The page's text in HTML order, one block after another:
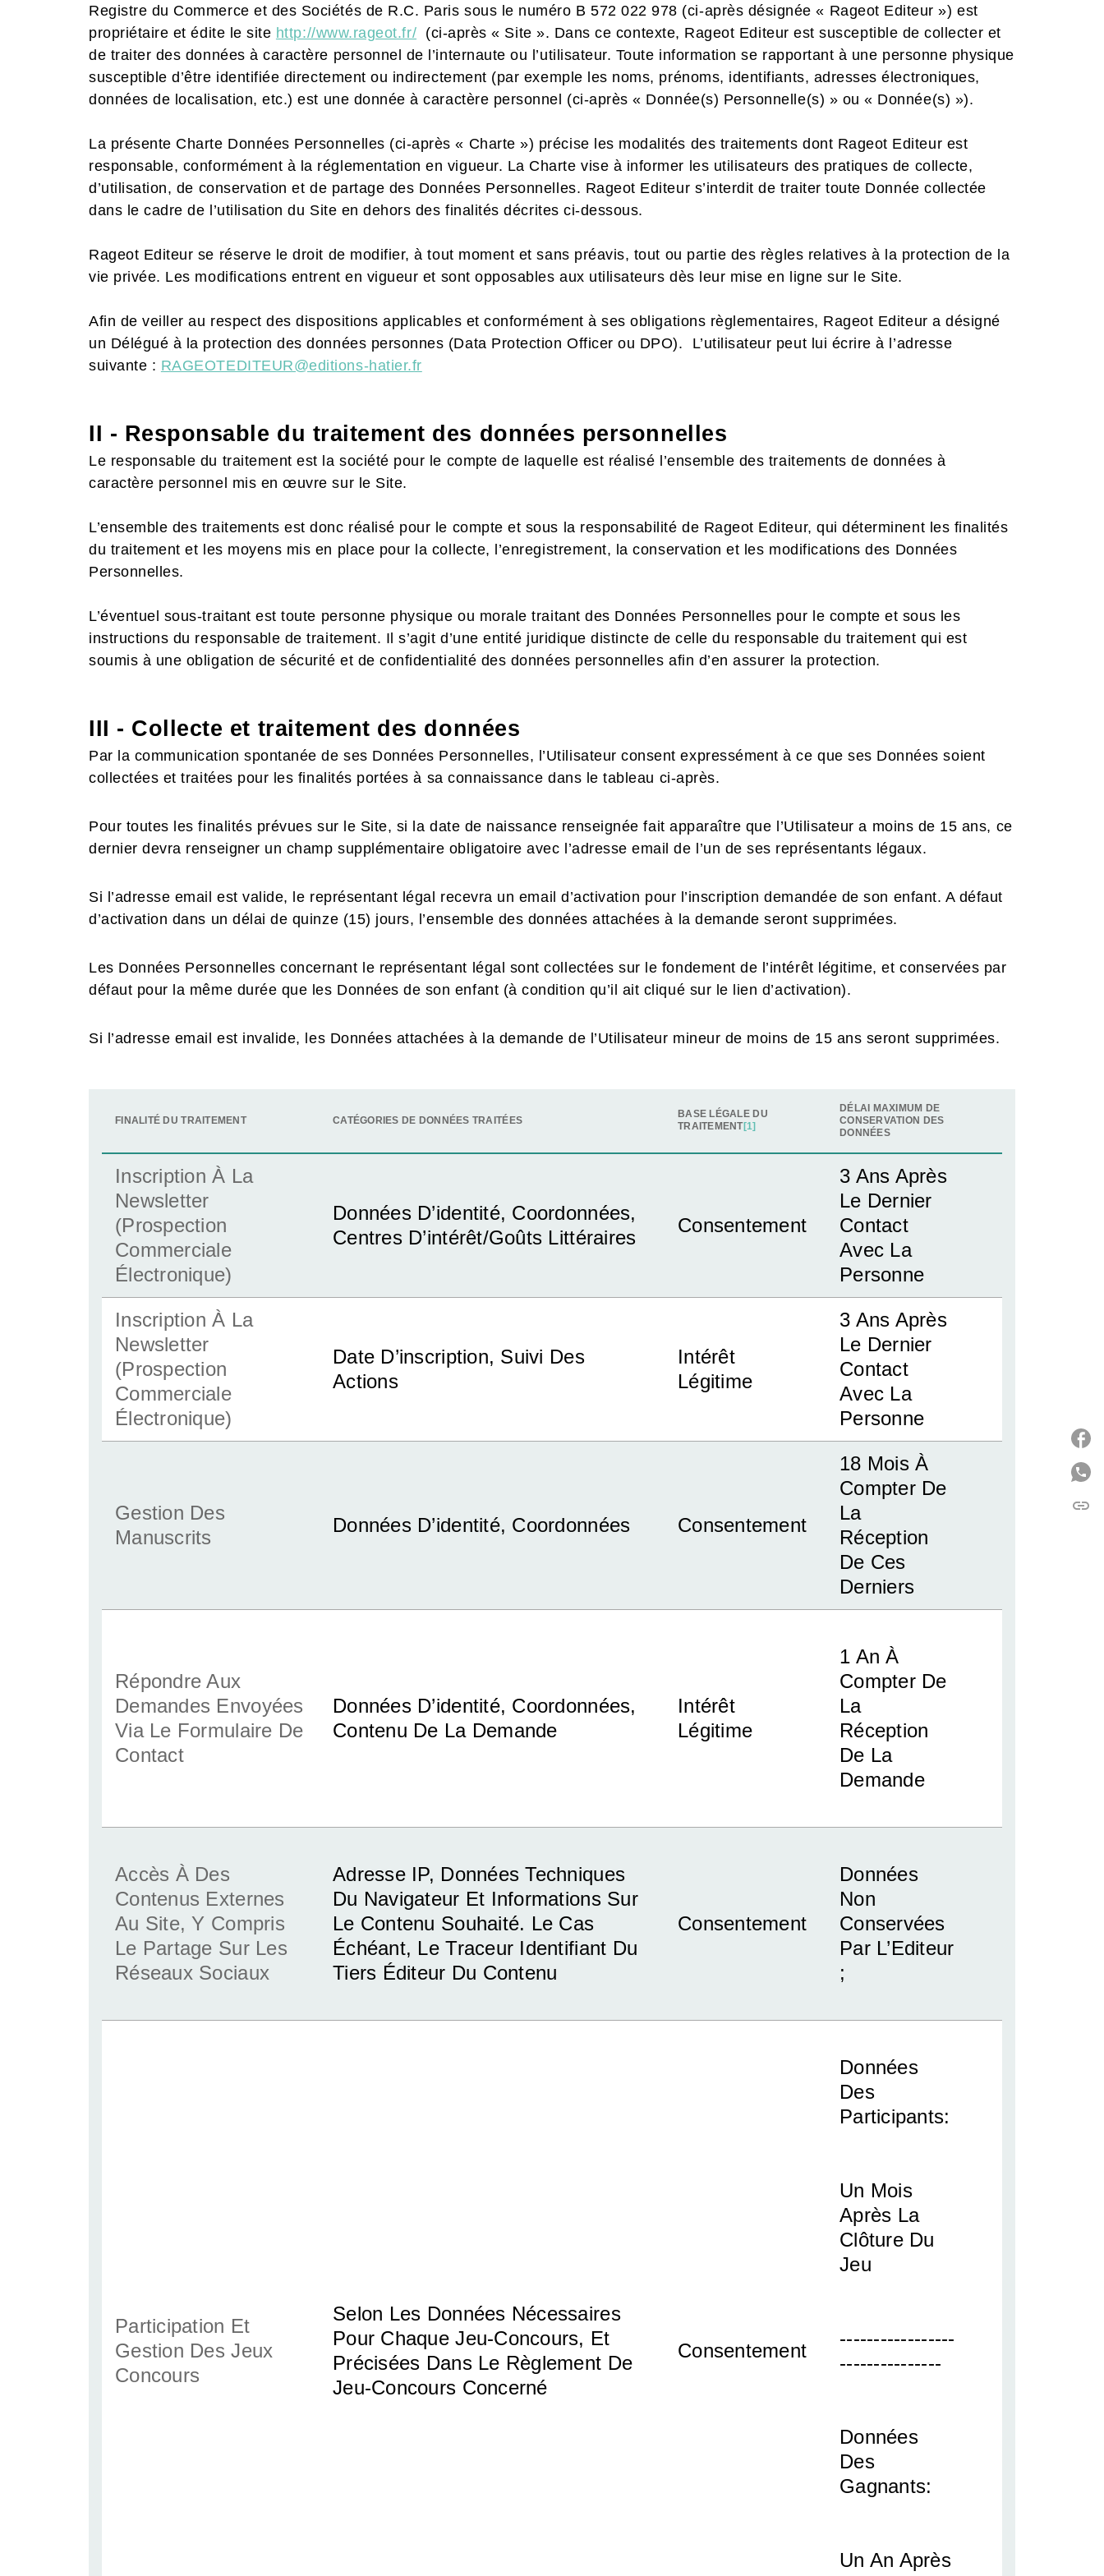
Registre du Commerce et des Sociétés de R.C. Paris sous le numéro B 572 022 978 (ci-après désignée « Rageot Editeur ») est
propriétaire et édite le site http://www.rageot.fr/ (ci-après « Site ». Dans ce contexte, Rageot Editeur est susceptible de collecter et
de traiter des données à caractère personnel de l’internaute ou l’utilisateur. Toute information se rapportant à une personne physique
susceptible d’être identifiée directement ou indirectement (par exemple les noms, prénoms, identifiants, adresses électroniques,
données de localisation, etc.) est une donnée à caractère personnel (ci-après « Donnée(s) Personnelle(s) » ou « Donnée(s) »).
La présente Charte Données Personnelles (ci-après « Charte ») précise les modalités des traitements dont Rageot Editeur est
responsable, conformément à la réglementation en vigueur. La Charte vise à informer les utilisateurs des pratiques de collecte,
d’utilisation, de conservation et de partage des Données Personnelles. Rageot Editeur s’interdit de traiter toute Donnée collectée
dans le cadre de l’utilisation du Site en dehors des finalités décrites ci-dessous.
Rageot Editeur se réserve le droit de modifier, à tout moment et sans préavis, tout ou partie des règles relatives à la protection de la
vie privée. Les modifications entrent en vigueur et sont opposables aux utilisateurs dès leur mise en ligne sur le Site.
Afin de veiller au respect des dispositions applicables et conformément à ses obligations règlementaires, Rageot Editeur a désigné
un Délégué à la protection des données personnes (Data Protection Officer ou DPO). L’utilisateur peut lui écrire à l’adresse
suivante : RAGEOTEDITEUR@editions-hatier.fr
II - Responsable du traitement des données personnelles
Le responsable du traitement est la société pour le compte de laquelle est réalisé l’ensemble des traitements de données à
caractère personnel mis en œuvre sur le Site.
L’ensemble des traitements est donc réalisé pour le compte et sous la responsabilité de Rageot Editeur, qui déterminent les finalités
du traitement et les moyens mis en place pour la collecte, l’enregistrement, la conservation et les modifications des Données
Personnelles.
L’éventuel sous-traitant est toute personne physique ou morale traitant des Données Personnelles pour le compte et sous les
instructions du responsable de traitement. Il s’agit d’une entité juridique distincte de celle du responsable du traitement qui est
soumis à une obligation de sécurité et de confidentialité des données personnelles afin d’en assurer la protection.
III - Collecte et traitement des données
Par la communication spontanée de ses Données Personnelles, l’Utilisateur consent expressément à ce que ses Données soient
collectées et traitées pour les finalités portées à sa connaissance dans le tableau ci-après.
Pour toutes les finalités prévues sur le Site, si la date de naissance renseignée fait apparaître que l’Utilisateur a moins de 15 ans, ce
dernier devra renseigner un champ supplémentaire obligatoire avec l’adresse email de l’un de ses représentants légaux.
Si l’adresse email est valide, le représentant légal recevra un email d’activation pour l’inscription demandée de son enfant. A défaut
d’activation dans un délai de quinze (15) jours, l’ensemble des données attachées à la demande seront supprimées.
Les Données Personnelles concernant le représentant légal sont collectées sur le fondement de l’intérêt légitime, et conservées par
défaut pour la même durée que les Données de son enfant (à condition qu’il ait cliqué sur le lien d’activation).
Si l’adresse email est invalide, les Données attachées à la demande de l’Utilisateur mineur de moins de 15 ans seront supprimées.
FINALITÉ DU TRAITEMENT CATÉGORIES DE DONNÉES TRAITÉES
BASE LÉGALE DU
TRAITEMENT[1]
DÉLAI MAXIMUM DE
CONSERVATION DES
DONNÉES
Inscription À La
Newsletter
(prospection
Commerciale
Électronique)
Données D’identité, Coordonnées,
Centres D’intérêt/goûts Littéraires
Consentement
3 Ans Après
Le Dernier
Contact
Avec La
Personne
Inscription À La
Newsletter
(prospection
Commerciale
Électronique)
Date D’inscription, Suivi Des
Actions
Intérêt
Légitime
3 Ans Après
Le Dernier
Contact
Avec La
Personne
Gestion Des
Manuscrits
Données D’identité, Coordonnées Consentement
18 Mois À
Compter De
La
Réception
De Ces
Derniers
Répondre Aux
Demandes Envoyées
Via Le Formulaire De
Contact
Données D’identité, Coordonnées,
Contenu De La Demande
Intérêt
Légitime
1 An À
Compter De
La
Réception
De La
Demande
Accès À Des
Contenus Externes
Au Site, Y Compris
Le Partage Sur Les
Réseaux Sociaux
Adresse IP, Données Techniques
Du Navigateur Et Informations Sur
Le Contenu Souhaité. Le Cas
Échéant, Le Traceur Identifiant Du
Tiers Éditeur Du Contenu
Consentement
Données
Non
Conservées
Par L’Editeur
;
Participation Et
Gestion Des Jeux
Concours
Selon Les Données Nécessaires
Pour Chaque Jeu-Concours, Et
Précisées Dans Le Règlement De
Jeu-Concours Concerné
Consentement
Données
Des
Participants:
Un Mois
Après La
Clôture Du
Jeu
-----------------
---------------
Données
Des
Gagnants:
Un An Après
link